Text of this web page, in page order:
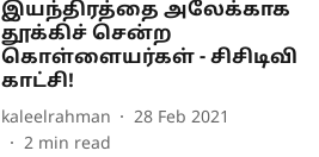
இயந்திரத்தை அலேக்காக
தூக்கிச் சென்ற
கொள்ளையர்கள் - சிசிடிவி
காட்சி!
kaleelrahman
28 Feb 2021
2 min read